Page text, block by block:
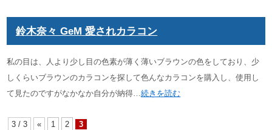
鈴木奈々 GeM 愛されカラコン
私の目は、人より少し目の色素が薄く薄いブラウンの色をしており、少
しくらいブラウンのカラコンを探して色んなカラコンを購入し、使用し
て見たのですがなかなか自分が納得…続きを読む
3 / 3 « 1 2 3